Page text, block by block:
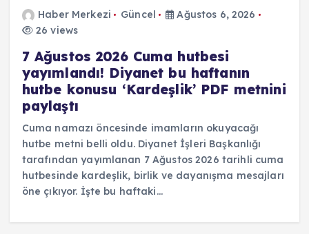
Haber Merkezi Güncel
Ağustos 6, 2026
26 views
7 Ağustos 2026 Cuma hutbesi
yayımlandı! Diyanet bu haftanın
hutbe konusu ‘Kardeşlik’ PDF metnini
paylaştı
Cuma namazı öncesinde imamların okuyacağı
hutbe metni belli oldu. Diyanet İşleri Başkanlığı
tarafından yayımlanan 7 Ağustos 2026 tarihli cuma
hutbesinde kardeşlik, birlik ve dayanışma mesajları
öne çıkıyor. İşte bu haftaki…